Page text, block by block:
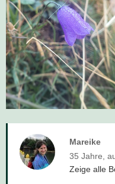
Mareike
35 Jahre,
Zeige alle